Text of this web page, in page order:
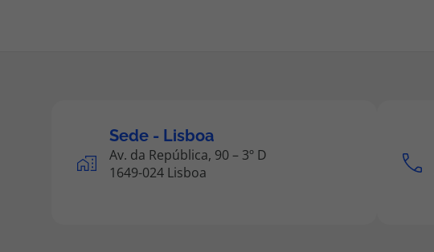
Sede - Lisboa
Av. da República, 90 – 3º D
1649-024 Lisboa